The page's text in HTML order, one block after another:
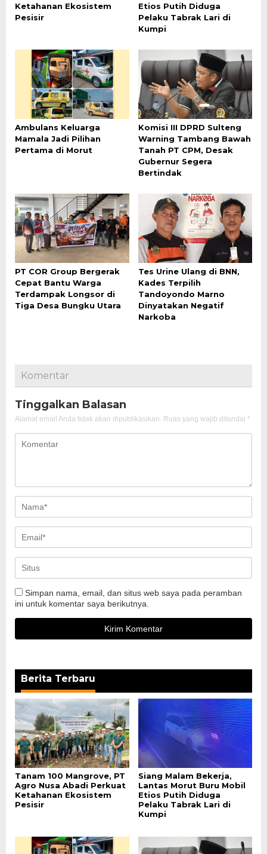
Ketahanan Ekosistem
Pesisir
Etios Putih Diduga
Pelaku Tabrak Lari di
Kumpi
Ambulans Keluarga
Mamala Jadi Pilihan
Pertama di Morut
Komisi III DPRD Sulteng
Warning Tambang Bawah
Tanah PT CPM, Desak
Gubernur Segera
Bertindak
PT COR Group Bergerak
Cepat Bantu Warga
Terdampak Longsor di
Tiga Desa Bungku Utara
Tes Urine Ulang di BNN,
Kades Terpilih
Tandoyondo Marno
Dinyatakan Negatif
Narkoba
Komentar
Tinggalkan Balasan
Alamat email Anda tidak akan dipublikasikan. Ruas yang wajib ditandai *
Simpan nama, email, dan situs web saya pada peramban
ini untuk komentar saya berikutnya.
Berita Terbaru
Tanam 100 Mangrove, PT
Agro Nusa Abadi Perkuat
Ketahanan Ekosistem
Pesisir
Siang Malam Bekerja,
Lantas Morut Buru Mobil
Etios Putih Diduga
Pelaku Tabrak Lari di
Kumpi